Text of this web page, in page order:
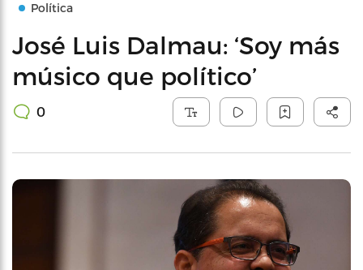
Política
José Luis Dalmau: ‘Soy más
músico que político’
0